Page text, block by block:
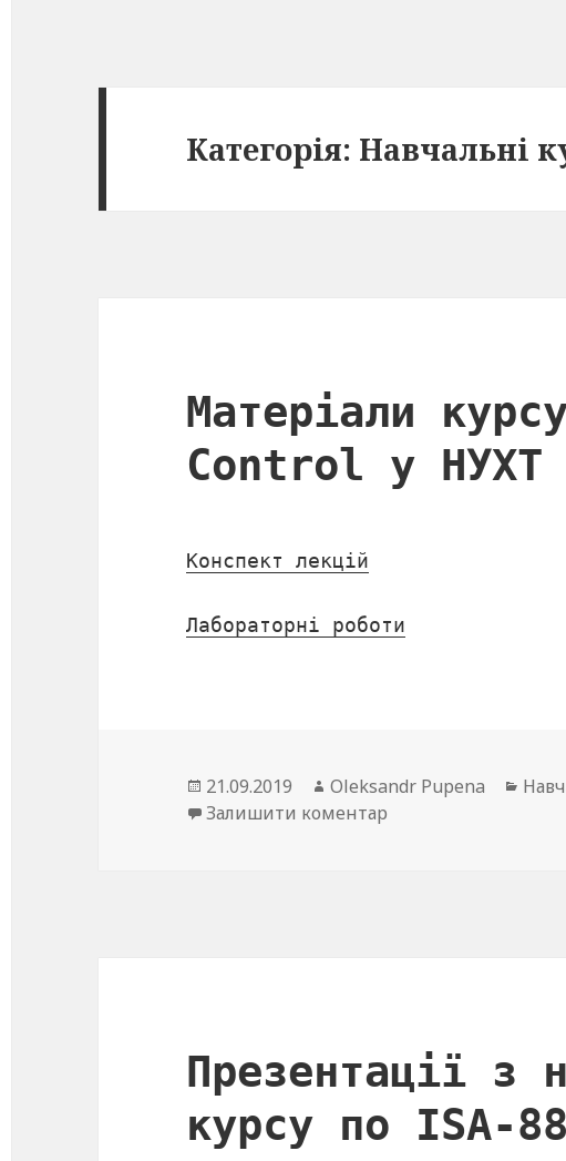
Категорія: Навчальні
Матеріали
Control у НУХТ
Конспект лекцій
Лабораторні роботи
Опубліковано
21.09.2019 Автор
Oleksandr Pupena
Залишити коментар
Презентації з
курсу по ISA-